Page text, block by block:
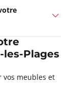
Plages
vos meubles et